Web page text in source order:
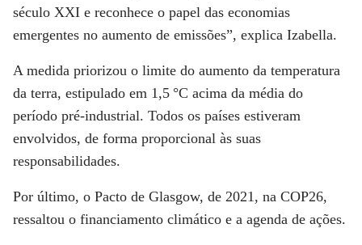
século XXI e reconhece o papel das economias
emergentes no aumento de emissões”, explica Izabella.
A medida priorizou o limite do aumento da temperatura
da terra, estipulado em 1,5 °C acima da média do
período pré-industrial. Todos os países estiveram
envolvidos, de forma proporcional às suas
responsabilidades.
Por último, o Pacto de Glasgow, de 2021, na COP26,
ressaltou o financiamento climático e a agenda de ações.